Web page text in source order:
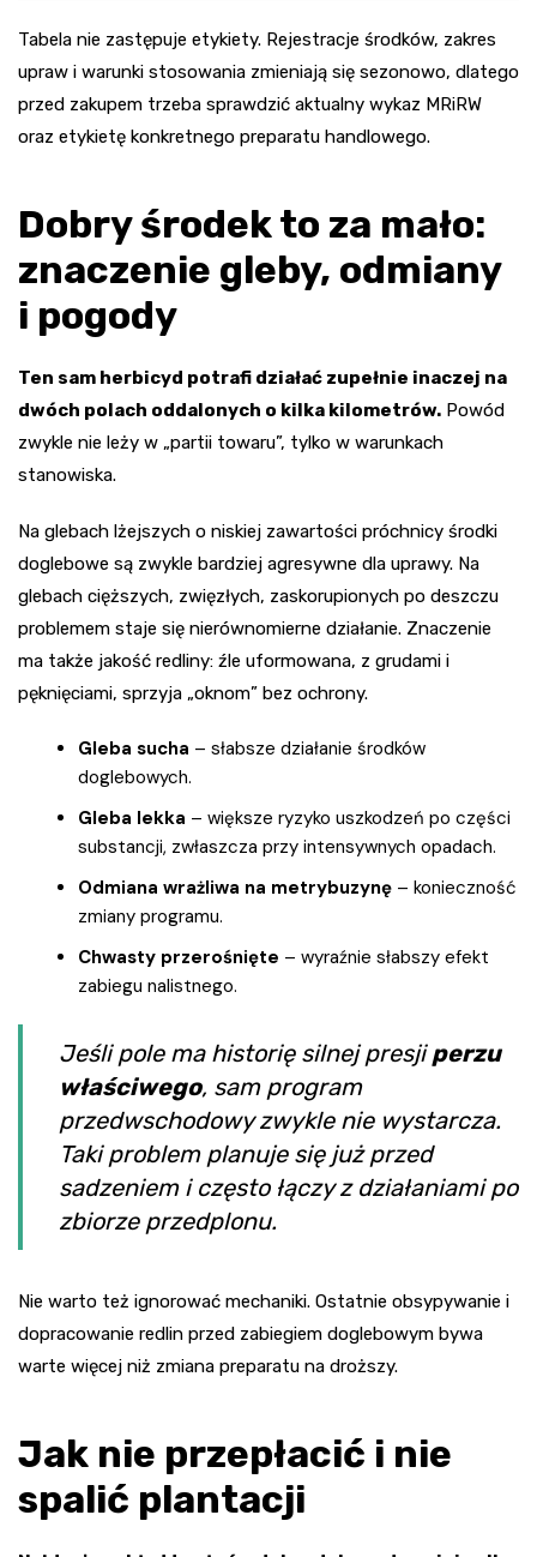
Tabela nie zastępuje etykiety. Rejestracje środków, zakres
upraw i warunki stosowania zmieniają się sezonowo, dlatego
przed zakupem trzeba sprawdzić aktualny wykaz MRiRW
oraz etykietę konkretnego preparatu handlowego.
Dobry środek to za mało:
znaczenie gleby, odmiany
i pogody
Ten sam herbicyd potrafi działać zupełnie inaczej na
dwóch polach oddalonych o kilka kilometrów. Powód
zwykle nie leży w „partii towaru”, tylko w warunkach
stanowiska.
Na glebach lżejszych o niskiej zawartości próchnicy środki
doglebowe są zwykle bardziej agresywne dla uprawy. Na
glebach cięższych, zwięzłych, zaskorupionych po deszczu
problemem staje się nierównomierne działanie. Znaczenie
ma także jakość redliny: źle uformowana, z grudami i
pęknięciami, sprzyja „oknom” bez ochrony.
Gleba sucha – słabsze działanie środków
doglebowych.
Gleba lekka – większe ryzyko uszkodzeń po części
substancji, zwłaszcza przy intensywnych opadach.
Odmiana wrażliwa na metrybuzynę – konieczność
zmiany programu.
Chwasty przerośnięte – wyraźnie słabszy efekt
zabiegu nalistnego.
Jeśli pole ma historię silnej presjiperzu
właściwego, sam program
przedwschodowy zwykle nie wystarcza.
Taki problem planuje się już przed
sadzeniem i często łączy z działaniami po
zbiorze przedplonu.
Nie warto też ignorować mechaniki. Ostatnie obsypywanie i
dopracowanie redlin przed zabiegiem doglebowym bywa
warte więcej niż zmiana preparatu na droższy.
Jak nie przepłacić i nie
spalić plantacji